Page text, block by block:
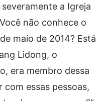
a Igreja
não conhece o
maio de 2014? Está
Lidong, o
era membro dessa
com essas pessoas,